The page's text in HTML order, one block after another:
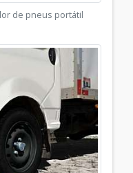
de pneus portátil